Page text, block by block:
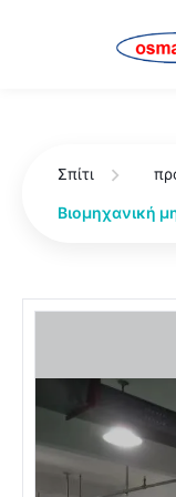
Σπίτι
Βιομηχανική